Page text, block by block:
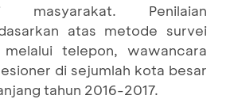
masyarakat. Penilaian
atas metode survei
telepon, wawancara
di sejumlah kota besar
tahun 2016-2017.